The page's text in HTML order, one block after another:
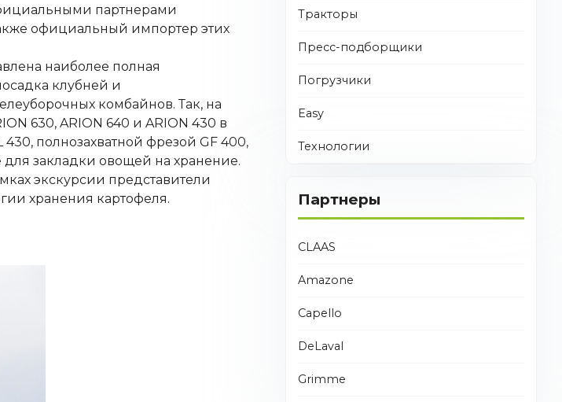
партнерами
официальный импортер этих
наиболее полная
клубней и
комбайнов. Так, на
630, ARION 640 и ARION 430 в
полнозахватной фрезой GF 400,
для закладки овощей на хранение.
экскурсии представители
хранения картофеля.
Тракторы
Пресс-подборщики
Погрузчики
Easy
Технологии
Партнеры
CLAAS
Amazone
Capello
DeLaval
Grimme